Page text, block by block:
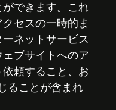
できます。これ
セスの一時的ま
ネットサービス
ブサイトへのア
頼すること、お
ることが含まれ